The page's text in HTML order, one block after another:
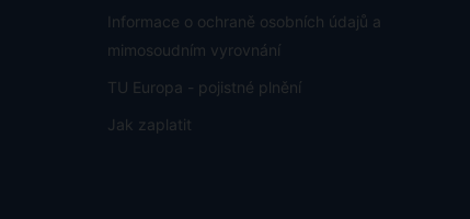
Informace o ochraně osobních údajů a
mimosoudním vyrovnání
TU Europa - pojistné plnění
Jak zaplatit